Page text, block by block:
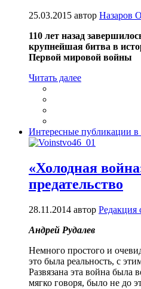
25.03.2015 автор Назаров
110 лет назад
крупнейшая битва в
Первой мировой войны
Читать далее
Интересные публикации
«Холодная
предательство
28.11.2014 автор Редакция
Андрей Рудалев
Немного простого и
это была реальность, с
Развязана эта война была
мягко говоря, было не до